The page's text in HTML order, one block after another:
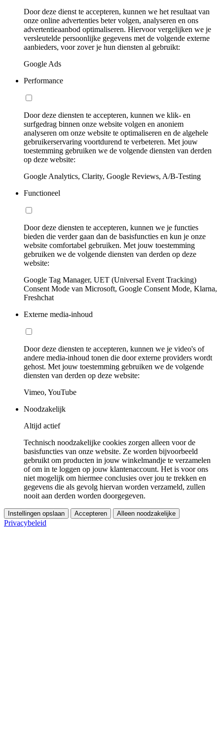
Door deze dienst te accepteren, kunnen we het resultaat van
onze online advertenties beter volgen, analyseren en ons
advertentieaanbod optimaliseren. Hiervoor vergelijken we je
versleutelde persoonlijke gegevens met de volgende externe
aanbieders, voor zover je hun diensten al gebruikt:
Google Ads
Performance
Door deze diensten te accepteren, kunnen we klik- en
surfgedrag binnen onze website volgen en anoniem
analyseren om onze website te optimaliseren en de algehele
gebruikerservaring voortdurend te verbeteren. Met jouw
toestemming gebruiken we de volgende diensten van derden
op deze website:
Google Analytics, Clarity, Google Reviews, A/B-Testing
Functioneel
Door deze diensten te accepteren, kunnen we je functies
bieden die verder gaan dan de basisfuncties en kun je onze
website comfortabel gebruiken. Met jouw toestemming
gebruiken we de volgende diensten van derden op deze
website:
Google Tag Manager, UET (Universal Event Tracking)
Consent Mode van Microsoft, Google Consent Mode, Klarna,
Freshchat
Externe media-inhoud
Door deze diensten te accepteren, kunnen we je video's of
andere media-inhoud tonen die door externe providers wordt
gehost. Met jouw toestemming gebruiken we de volgende
diensten van derden op deze website:
Vimeo, YouTube
Noodzakelijk
Altijd actief
Technisch noodzakelijke cookies zorgen alleen voor de
basisfuncties van onze website. Ze worden bijvoorbeeld
gebruikt om producten in jouw winkelmandje te verzamelen
of om in te loggen op jouw klantenaccount. Het is voor ons
niet mogelijk om hiermee conclusies over jou te trekken en
gegevens die als gevolg hiervan worden verzameld, zullen
nooit aan derden worden doorgegeven.
Instellingen opslaan Accepteren Alleen noodzakelijke
Privacybeleid